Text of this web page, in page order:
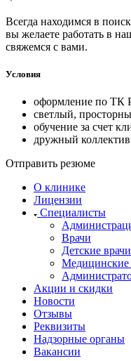
Всегда находимся в
вы желаете работать в
свяжемся с вами.
Условия
оформление по ТК
светлый,
обучение за счет
дружный коллектив
Отправить резюме
О клинике
Лицензии
Специалисты
Врачи
Детские врачи
Медицинские
Акции и скидки
Новости
Отзывы
Реквизиты
Надзорные органы
Вакансии